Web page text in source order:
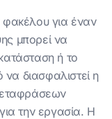
φακέλου για έναν
μπορεί να
ή το
να διασφαλιστεί η
την εργασία. Η